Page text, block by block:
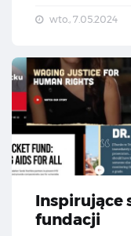
wto., 7.05.2024
Inspirujące
fundacji